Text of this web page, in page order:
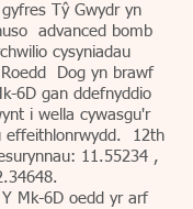
Tŷ Gwydr yn
advanced bomb
cysyniadau
Dog yn brawf
6D gan ddefnyddio
i wella cywasgu'r
effeithlonrwydd. 12th
11.55234,
.
Y Mk-6D oedd yr arf